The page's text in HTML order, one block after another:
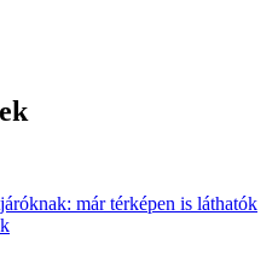
már térképen is láthatók